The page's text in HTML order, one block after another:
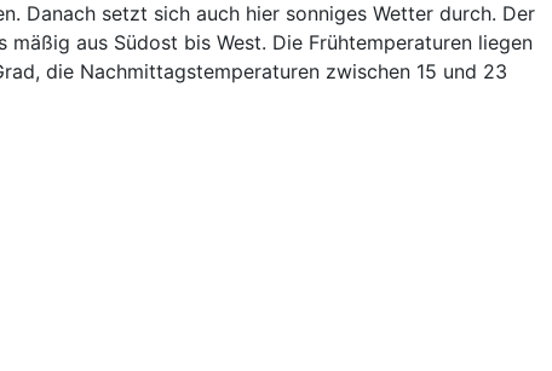
Danach setzt sich auch hier sonniges Wetter durch. Der
mäßig aus Südost bis West. Die Frühtemperaturen liegen
die Nachmittagstemperaturen zwischen 15 und 23